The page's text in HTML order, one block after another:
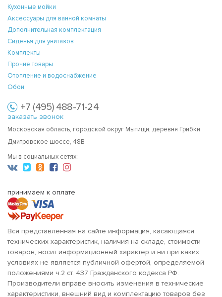
Кухонные мойки
Аксессуары для ванной комнаты
Дополнительная комплектация
Сиденья для унитазов
Комплекты
Прочие товары
Отопление и водоснабжение
Обои
+7 (495) 488-71-24
заказать звонок
Московская область, городской округ Мытищи, деревня Грибки
Дмитровское шоссе, 48В
Мы в социальных сетях:
принимаем к оплате
Вся представленная на сайте информация, касающаяся
технических характеристик, наличия на складе, стоимости
товаров, носит информационный характер и ни при каких
условиях не является публичной офертой, определяемой
положениями ч.2 ст. 437 Гражданского кодекса РФ.
Производители вправе вносить изменения в технические
характеристики, внешний вид и комплектацию товаров без